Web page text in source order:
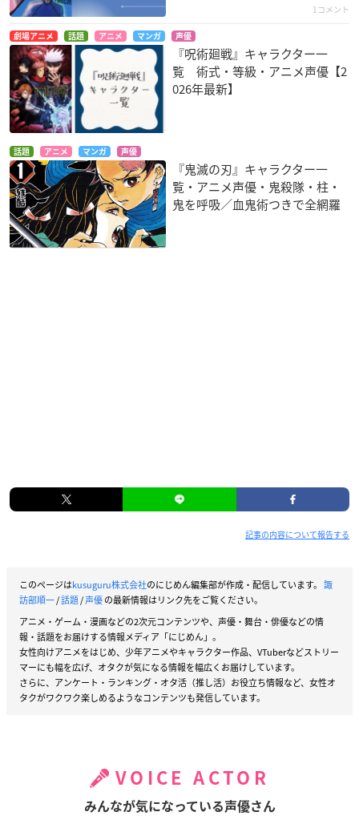
1コメント
劇場アニメ 話題 アニメ マンガ 声優
『呪術廻戦』キャラクター一
覧 術式・等級・アニメ声優【2
026年最新】
話題 アニメ マンガ 声優
『鬼滅の刃』キャラクター一
覧・アニメ声優・鬼殺隊・柱・
鬼を呼吸／血鬼術つきで全網羅
記事の内容について報告する
このページはkusuguru株式会社のにじめん編集部が作成・配信しています。 諏
訪部順一/話題/声優の最新情報はリンク先をご覧ください。
アニメ・ゲーム・漫画などの2次元コンテンツや、声優・舞台・俳優などの情
報・話題をお届けする情報メディア「にじめん」。
女性向けアニメをはじめ、少年アニメやキャラクター作品、VTuberなどストリー
マーにも幅を広げ、オタクが気になる情報を幅広くお届けしています。
さらに、アンケート・ランキング・オタ活（推し活）お役立ち情報など、女性オ
タクがワクワク楽しめるようなコンテンツも発信しています。
VOICE ACTOR
みんなが気になっている声優さん